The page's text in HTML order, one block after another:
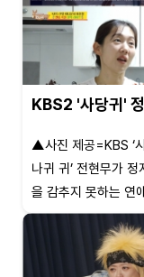
KBS2 '사당귀'
▲사진 제공=KBS ‘
나귀 귀’ 전현무가
을 감추지 못하는 연